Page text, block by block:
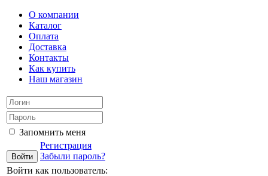
О компании
Каталог
Оплата
Доставка
Контакты
Как купить
Наш магазин
Запомнить меня
Регистрация
Забыли пароль?
Войти как пользователь: